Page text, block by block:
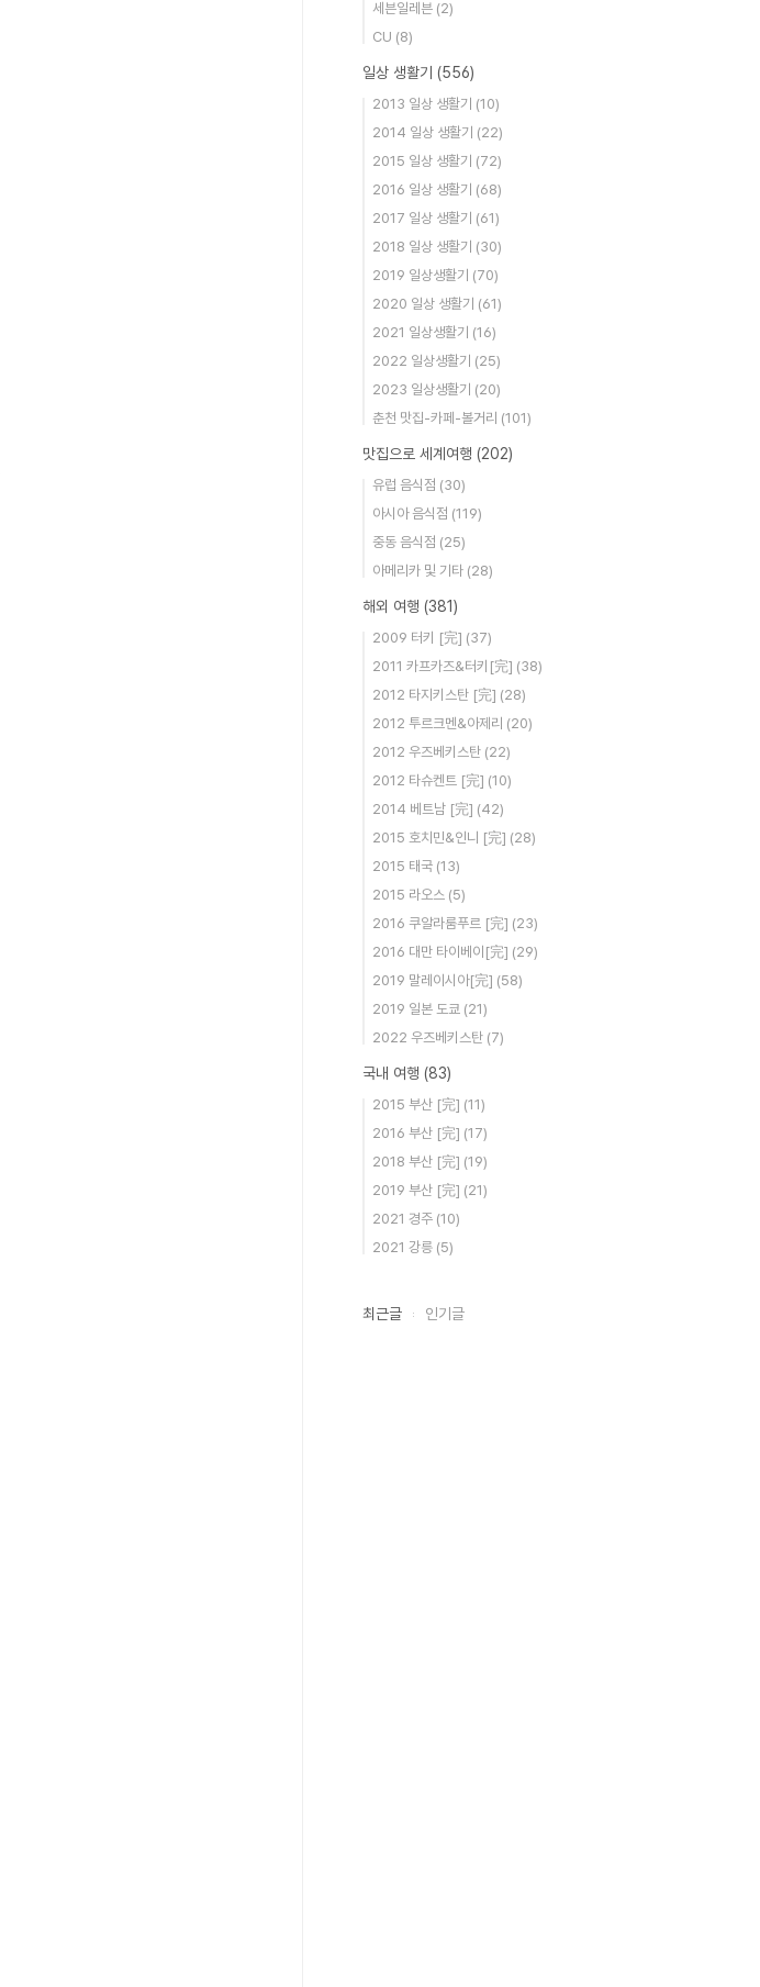
세븐일레븐 (2)
CU (8)
일상 생활기 (556)
2013 일상 생활기 (10)
2014 일상 생활기 (22)
2015 일상 생활기 (72)
2016 일상 생활기 (68)
2017 일상 생활기 (61)
2018 일상 생활기 (30)
2019 일상생활기 (70)
2020 일상 생활기 (61)
2021 일상생활기 (16)
2022 일상생활기 (25)
2023 일상생활기 (20)
춘천 맛집-카페-볼거리 (101)
맛집으로 세계여행 (202)
유럽 음식점 (30)
아시아 음식점 (119)
중동 음식점 (25)
아메리카 및 기타 (28)
해외 여행 (381)
2009 터키 [完] (37)
2011 카프카즈&터키[完] (38)
2012 타지키스탄 [完] (28)
2012 투르크멘&아제리 (20)
2012 우즈베키스탄 (22)
2012 타슈켄트 [完] (10)
2014 베트남 [完] (42)
2015 호치민&인니 [完] (28)
2015 태국 (13)
2015 라오스 (5)
2016 쿠알라룸푸르 [完] (23)
2016 대만 타이베이[完] (29)
2019 말레이시아[完] (58)
2019 일본 도쿄 (21)
2022 우즈베키스탄 (7)
국내 여행 (83)
2015 부산 [完] (11)
2016 부산 [完] (17)
2018 부산 [完] (19)
2019 부산 [完] (21)
2021 경주 (10)
2021 강릉 (5)
최근글 인기글